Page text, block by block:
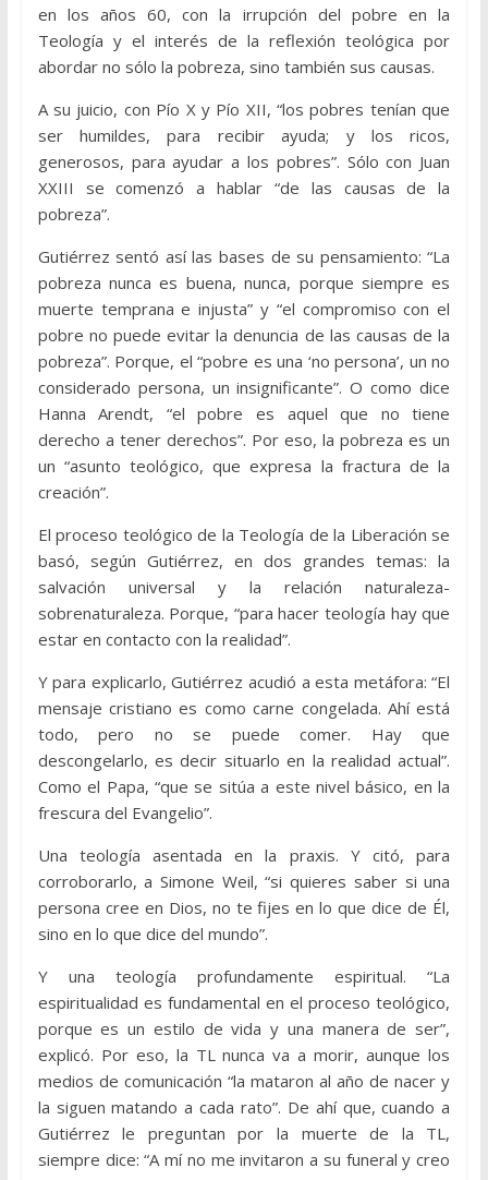
en los años 60, con la irrupción del pobre en la
Teología y el interés de la reflexión teológica por
abordar no sólo la pobreza, sino también sus causas.
A su juicio, con Pío X y Pío XII, “los pobres tenían que
ser humildes, para recibir ayuda; y los ricos,
generosos, para ayudar a los pobres”. Sólo con Juan
XXIII se comenzó a hablar “de las causas de la
pobreza”.
Gutiérrez sentó así las bases de su pensamiento: “La
pobreza nunca es buena, nunca, porque siempre es
muerte temprana e injusta” y “el compromiso con el
pobre no puede evitar la denuncia de las causas de la
pobreza”. Porque, el “pobre es una ‘no persona’, un no
considerado persona, un insignificante”. O como dice
Hanna Arendt, “el pobre es aquel que no tiene
derecho a tener derechos”. Por eso, la pobreza es un
un “asunto teológico, que expresa la fractura de la
creación”.
El proceso teológico de la Teología de la Liberación se
basó, según Gutiérrez, en dos grandes temas: la
salvación universal y la relación naturaleza-
sobrenaturaleza. Porque, “para hacer teología hay que
estar en contacto con la realidad”.
Y para explicarlo, Gutiérrez acudió a esta metáfora: “El
mensaje cristiano es como carne congelada. Ahí está
todo, pero no se puede comer. Hay que
descongelarlo, es decir situarlo en la realidad actual”.
Como el Papa, “que se sitúa a este nivel básico, en la
frescura del Evangelio”.
Una teología asentada en la praxis. Y citó, para
corroborarlo, a Simone Weil, “si quieres saber si una
persona cree en Dios, no te fijes en lo que dice de Él,
sino en lo que dice del mundo”.
Y una teología profundamente espiritual. “La
espiritualidad es fundamental en el proceso teológico,
porque es un estilo de vida y una manera de ser”,
explicó. Por eso, la TL nunca va a morir, aunque los
medios de comunicación “la mataron al año de nacer y
la siguen matando a cada rato”. De ahí que, cuando a
Gutiérrez le preguntan por la muerte de la TL,
siempre dice: “A mí no me invitaron a su funeral y creo